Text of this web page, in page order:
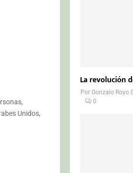
Unidos,
La revolución
PorGonzalo Royo
0